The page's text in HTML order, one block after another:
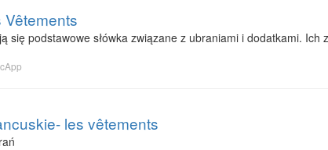
się podstawowe słówka związane z ubraniami i dodatkami.
les vêtements